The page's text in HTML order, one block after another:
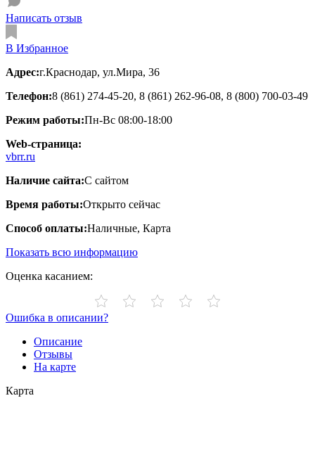
Написать отзыв
В Избранное
Адрес:г.Краснодар, ул.Мира, 36
Телефон:8 (861) 274-45-20, 8 (861) 262-96-08, 8 (800) 700-03-49
Режим работы:Пн-Вс 08:00-18:00
Web-страница:
vbrr.ru
Наличие сайта:С сайтом
Время работы:Открыто сейчас
Способ оплаты:Наличные, Карта
Показать всю информацию
Оценка касанием:
Ошибка в описании?
Описание
Отзывы
На карте
Карта